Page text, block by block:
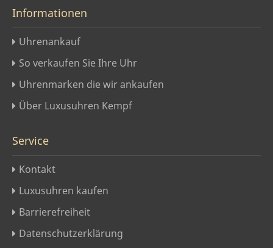
Informationen
Uhrenankauf
So verkaufen Sie Ihre Uhr
Uhrenmarken die wir ankaufen
Über Luxusuhren Kempf
Service
Kontakt
Luxusuhren kaufen
Barrierefreiheit
Datenschutzerklärung